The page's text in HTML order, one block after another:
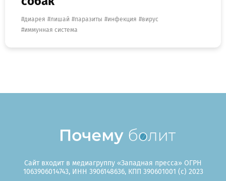
диарея лишай паразиты инфекция
вирус
иммунная система
Сайт входит в медиагруппу «Западная пресса» ОГРН
1063906014743, ИНН 3906148636, КПП 390601001 (c) 2023